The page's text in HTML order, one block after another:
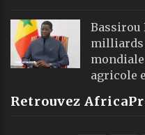
Bassirou
milliards
agricole
Retrouvez